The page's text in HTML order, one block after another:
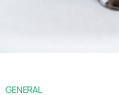
GENERAL